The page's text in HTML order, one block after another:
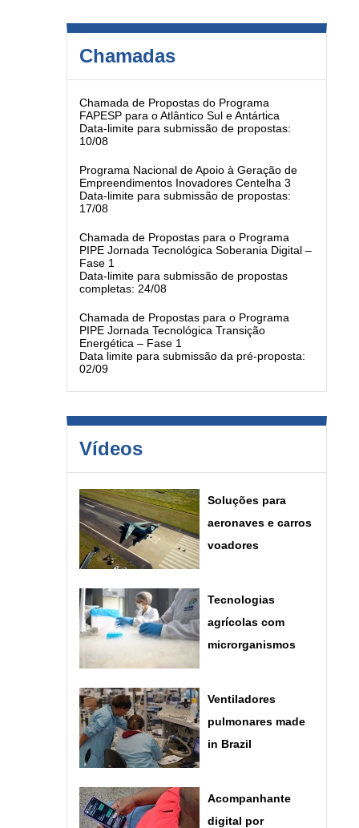
Chamadas
Chamada de Propostas do Programa
FAPESP para o Atlântico Sul e Antártica
Data-limite para submissão de propostas:
10/08
Programa Nacional de Apoio à Geração de
Empreendimentos Inovadores Centelha 3
Data-limite para submissão de propostas:
17/08
Chamada de Propostas para o Programa
PIPE Jornada Tecnológica Soberania Digital –
Fase 1
Data-limite para submissão de propostas
completas: 24/08
Chamada de Propostas para o Programa
PIPE Jornada Tecnológica Transição
Energética – Fase 1
Data limite para submissão da pré-proposta:
02/09
Vídeos
Soluções para
aeronaves e carros
voadores
Tecnologias
agrícolas com
microrganismos
Ventiladores
pulmonares made
in Brazil
Acompanhante
digital por